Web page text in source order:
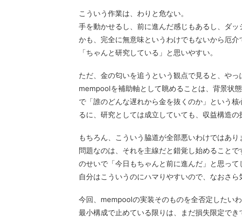
こういう作業は、わりと危ない。
手を動かせるし、前に進んだ感じもあるし、ダ
かも、完全に無意味というわけでもないから厄
「ちゃんと研究している」と思いやすい。
ただ、金の匂いを追うという観点で見ると、やっ
mempoolを補助軸として眺めることは、背景状
で「誰のどんな遅れから金を抜くのか」という
るに、研究としては成立していても、収益構造の
もちろん、こういう脇道が全部悪いわけではあり
問題なのは、それを主線だと錯覚し始めること
のせいで「今日もちゃんと前に進んだ」と思っ
自分はこういうのにハマりやすいので、なおさら
今回、mempoolの実装そのものを全否定したいわ
最小構成で止めている限りは、まだ損失限定で